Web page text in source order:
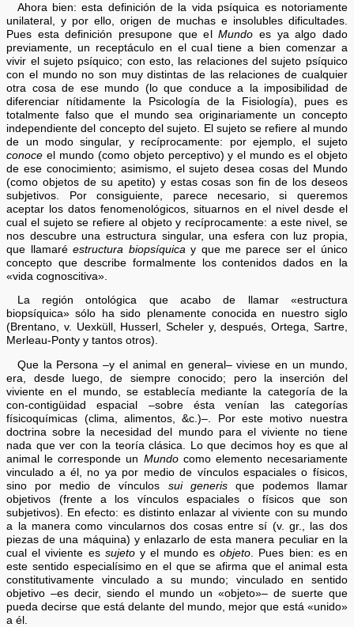
Ahora bien: esta definición de la vida psíquica es notoriamente
unilateral, y por ello, origen de muchas e insolubles dificultades.
Pues esta definición presupone que elMundo es ya algo dado
previamente, un receptáculo en el cual tiene a bien comenzar a
vivir el sujeto psíquico; con esto, las relaciones del sujeto psíquico
con el mundo no son muy distintas de las relaciones de cualquier
otra cosa de ese mundo (lo que conduce a la imposibilidad de
diferenciar nítidamente la Psicología de la Fisiología), pues es
totalmente falso que el mundo sea originariamente un concepto
independiente del concepto del sujeto. El sujeto se refiere al mundo
de un modo singular, y recíprocamente: por ejemplo, el sujeto
conoce el mundo (como objeto perceptivo) y el mundo es el objeto
de ese conocimiento; asimismo, el sujeto desea cosas del Mundo
(como objetos de su apetito) y estas cosas son fin de los deseos
subjetivos. Por consiguiente, parece necesario, si queremos
aceptar los datos fenomenológicos, situarnos en el nivel desde el
cual el sujeto se refiere al objeto y recíprocamente: a este nivel, se
nos descubre una estructura singular, una esfera con luz propia,
que llamaréestructura biopsíquica y que me parece ser el único
concepto que describe formalmente los contenidos dados en la
«vida cognoscitiva».
La región ontológica que acabo de llamar «estructura
biopsíquica» sólo ha sido plenamente conocida en nuestro siglo
(Brentano, v. Uexküll, Husserl, Scheler y, después, Ortega, Sartre,
Merleau-Ponty y tantos otros).
Que la Persona –y el animal en general– viviese en un mundo,
era, desde luego, de siempre conocido; pero la inserción del
viviente en el mundo, se establecía mediante la categoría de la
con-contigüidad espacial –sobre ésta venían las categorías
físicoquímicas (clima, alimentos, &c.)–. Por este motivo nuestra
doctrina sobre la necesidad del mundo para el viviente no tiene
nada que ver con la teoría clásica. Lo que decimos hoy es que al
animal le corresponde un Mundocomo elemento necesariamente
vinculado a él, no ya por medio de vínculos espaciales o físicos,
sino por medio de vínculos sui generisque podemos llamar
objetivos (frente a los vínculos espaciales o físicos que son
subjetivos). En efecto: es distinto enlazar al viviente con su mundo
a la manera como vincularnos dos cosas entre sí (v. gr., las dos
piezas de una máquina) y enlazarlo de esta manera peculiar en la
cual el viviente es sujetoy el mundo esobjeto . Pues bien: es en
este sentido especialísimo en el que se afirma que el animal esta
constitutivamente vinculado a su mundo; vinculado en sentido
objetivo –es decir, siendo el mundo un «objeto»– de suerte que
pueda decirse que está delante del mundo, mejor que está «unido»
a él.